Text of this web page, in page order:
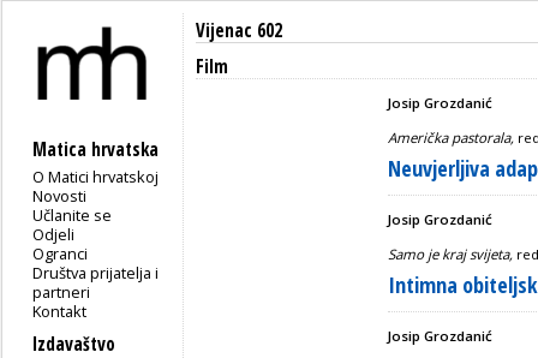
Matica hrvatska
O Matici hrvatskoj
Novosti
Učlanite se
Odjeli
Ogranci
Društva prijatelja i
partneri
Kontakt
Izdavaštvo
Vijenac 602
Film
Josip Grozdanić
Američka pastorala,
Neuvjerljiva
Josip Grozdanić
Samo je kraj svijeta,
Intimna
Josip Grozdanić